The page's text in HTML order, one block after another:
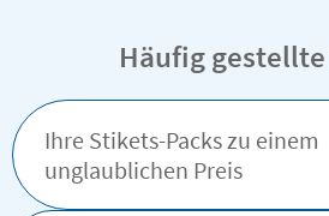
Häufig gestellte
Ihre Stikets-Packs zu einem
unglaublichen Preis